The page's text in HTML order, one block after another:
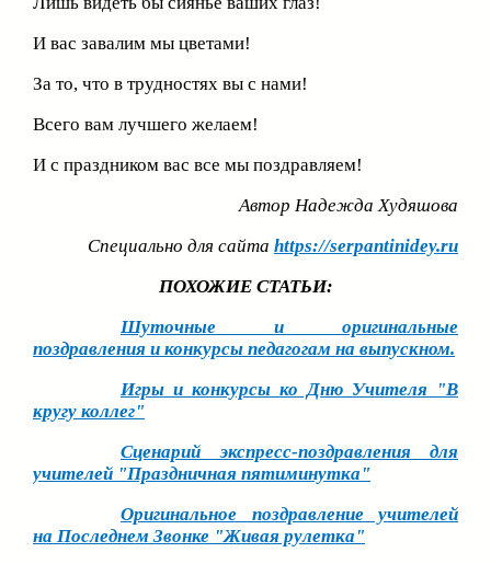
И вас завалим мы цветами!
За то, что в трудностях вы с нами!
Всего вам лучшего желаем!
И с праздником вас все мы поздравляем!
Автор Надежда Худяшова
Специально для сайта https://serpantinidey.ru
ПОХОЖИЕ СТАТЬИ:
Шуточные и оригинальные
поздравления и конкурсы педагогам на выпускном.
Игры и конкурсы ко Дню Учителя "В
кругу коллег"
Сценарий экспресс-поздравления для
учителей "Праздничная пятиминутка"
Оригинальное поздравление учителей
на Последнем Звонке "Живая рулетка"